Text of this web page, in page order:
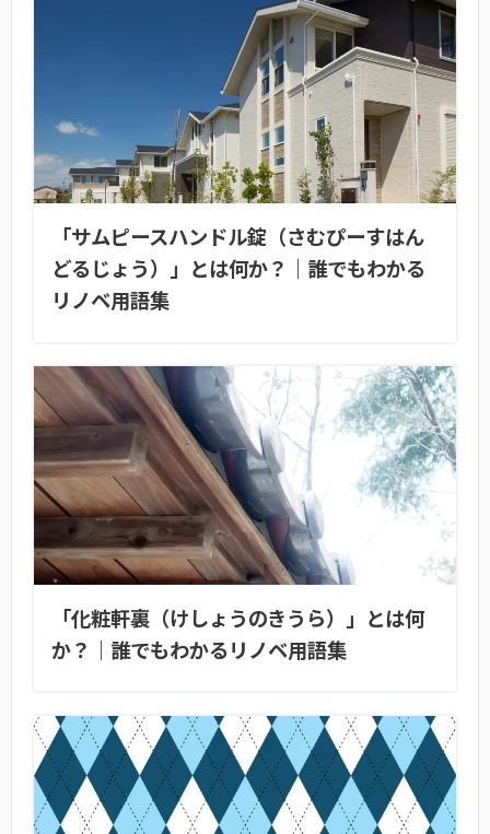
「サムピースハンドル錠（さむぴーすはん
どるじょう）」とは何か？｜誰でもわかる
リノベ用語集
「化粧軒裏（けしょうのきうら）」とは何
か？｜誰でもわかるリノベ用語集